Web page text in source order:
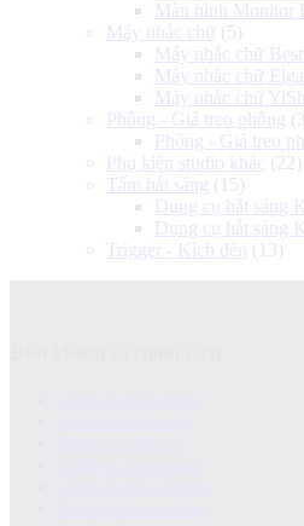
Màn hình Monitor
Máy nhắc chữ (5)
Máy nhắc chữ
Máy nhắc chữ
Máy nhắc chữ YiShi
Phông - Giá treo phông
Phông - Giá treo
Phụ kiện studio khác (22)
Tấm hắt sáng (15)
Dụng cụ hắt sáng
Dụng cụ hắt sáng
Trigger - Kích đèn
(13)